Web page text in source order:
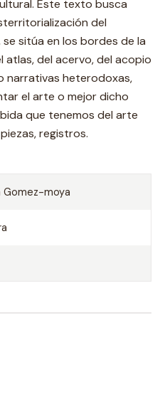
Este texto busca
del
sitúa en los bordes de la
atlas, del acervo, del acopio
narrativas heterodoxas,
el arte o mejor dicho
que tenemos del arte
registros.
Gomez-moya